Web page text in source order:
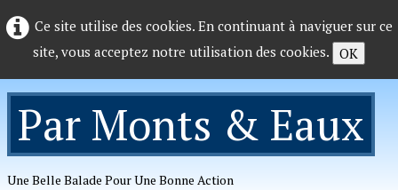
Ce site utilise des cookies. En continuant à naviguer sur ce
site, vous acceptez notre utilisation des cookies. OK
Par Monts & Eaux
Une Belle Balade Pour Une Bonne Action